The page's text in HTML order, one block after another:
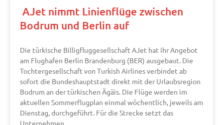
AJet nimmt Linienflüge zwischen
Bodrum und Berlin auf
Die türkische Billigfluggesellschaft AJet hat ihr Angebot
am Flughafen Berlin Brandenburg (BER) ausgebaut. Die
Tochtergesellschaft von Turkish Airlines verbindet ab
sofort die Bundeshauptstadt direkt mit der Urlaubsregion
Bodrum an der türkischen Ägäis. Die Flüge werden im
aktuellen Sommerflugplan einmal wöchentlich, jeweils am
Dienstag, durchgeführt. Für die Strecke setzt das
Unternehmen